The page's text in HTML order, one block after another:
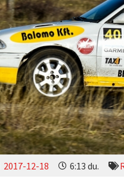
2017-12-18 6:13 du.